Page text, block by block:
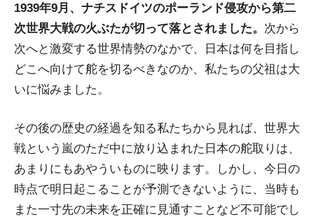
1939年9月、ナチスドイツのポーランド侵攻から第二
次世界大戦の火ぶたが切って落とされました。 次から
次へと激変する世界情勢のなかで、日本は何を目指し
どこへ向けて舵を切るべきなのか、私たちの父祖は大
いに悩みました。
その後の歴史の経過を知る私たちから見れば、世界大
戦という嵐のただ中に放り込まれた日本の舵取りは、
あまりにもあやういものに映ります。しかし、今日の
時点で明日起こることが予測できないように、当時も
また一寸先の未来を正確に見通すことなど不可能でし